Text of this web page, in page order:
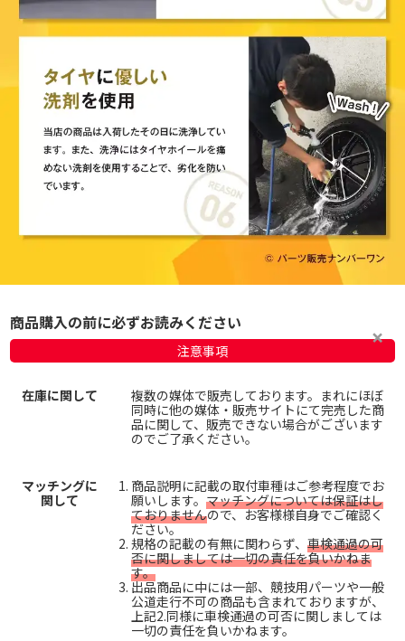
商品購入の前に必ずお読みください
注意事項
在庫に関して
複数の媒体で販売しております。まれにほぼ
同時に他の媒体・販売サイトにて完売した商
品に関して、販売できない場合がございます
のでご了承ください。
マッチングに
関して
商品説明に記載の取付車種はご参考程度でお
願いします。 マッチングについては保証はし
ておりませんので、お客様様自身でご確認く
ださい。
規格の記載の有無に関わらず、 車検通過の可
否に関しましては一切の責任を負いかねま
す。
出品商品に中には一部、競技用パーツや一般
公道走行不可の商品も含まれておりますが、
上記2.同様に車検通過の可否に関しましては
一切の責任を負いかねます。